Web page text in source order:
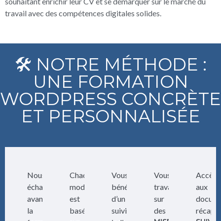
travail avec des compétences digitales solides.
🛠️ NOTRE MÉTHODE :
UNE FORMATION
WORDPRESS CONCRÈTE
ET PERSONNALISÉE
Nous
échangeons
avant
la
Chaque
module
est
basé
Vous
bénéficiez
d’un
suivi
Vous
travaillez
sur
des
Accès
aux